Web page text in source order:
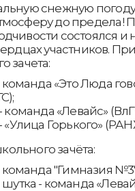
снежную
до предела!
состоялся и
участников.
зачета:
команда «Это Люда
команда «Левайс»
«Улица Горького»
зачёта:
команда "Гимназия
- команда